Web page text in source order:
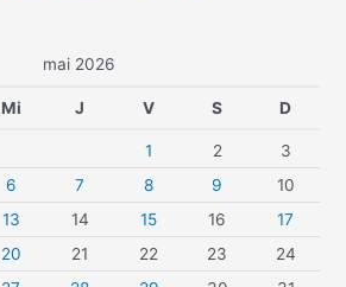
mai 2026
Mi J V S D
1 2
3
6 7 8 9
10
13 14 15 16
17
20 21 22 23
24